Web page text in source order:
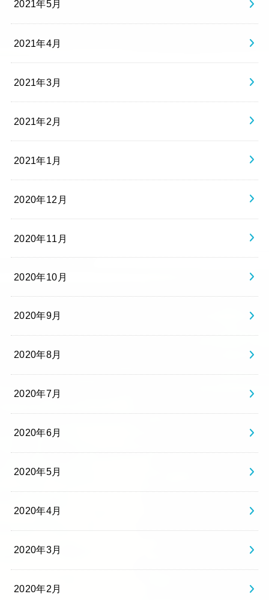
2021年5月
2021年4月
2021年3月
2021年2月
2021年1月
2020年12月
2020年11月
2020年10月
2020年9月
2020年8月
2020年7月
2020年6月
2020年5月
2020年4月
2020年3月
2020年2月